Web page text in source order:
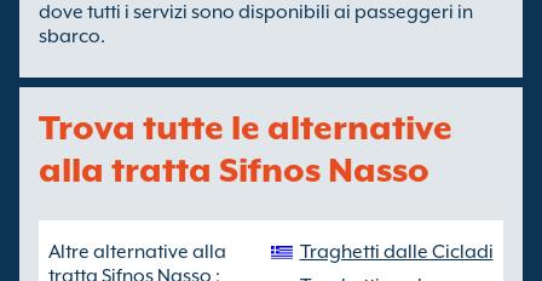
dove tutti i servizi sono disponibili ai passeggeri in
sbarco.
Trova tutte le alternative
alla tratta Sifnos Nasso
Altre alternative alla
tratta Sifnos Nasso :
Traghetti dalle Cicladi